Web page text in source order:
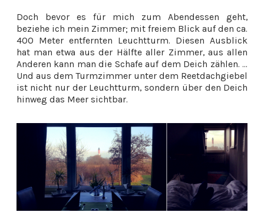
Doch bevor es für mich zum Abendessen geht,
beziehe ich mein Zimmer; mit freiem Blick auf den ca.
400 Meter entfernten Leuchtturm. Diesen Ausblick
hat man etwa aus der Hälfte aller Zimmer, aus allen
Anderen kann man die Schafe auf dem Deich zählen. ...
Und aus dem Turmzimmer unter dem Reetdachgiebel
ist nicht nur der Leuchtturm, sondern über den Deich
hinweg das Meer sichtbar.